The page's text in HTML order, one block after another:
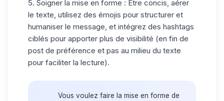
5. Soigner la mise en forme : Être concis, aérer
le texte, utilisez des émojis pour structurer et
humaniser le message, et intégrez des hashtags
ciblés pour apporter plus de visibilité (en fin de
post de préférence et pas au milieu du texte
pour faciliter la lecture).
Vous voulez faire la mise en forme de